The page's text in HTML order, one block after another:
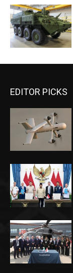
EDITOR PICKS